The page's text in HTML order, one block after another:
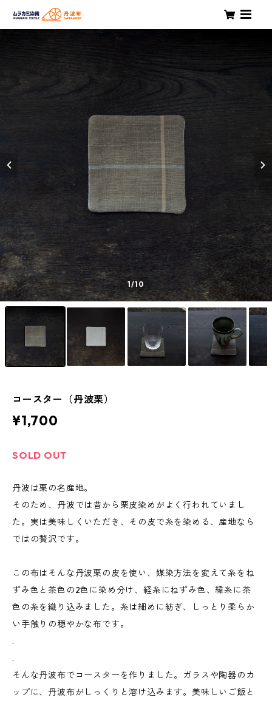
1/10
コースター（丹波栗）
¥1,700
SOLD OUT
丹波は栗の名産地。
そのため、丹波では昔から栗皮染めがよく行われていまし
た。実は美味しくいただき、その皮で糸を染める、産地なら
ではの贅沢です。
この布はそんな丹波栗の皮を使い、媒染方法を変えて糸をね
ずみ色と茶色の2色に染め分け、経糸にねずみ色、緯糸に茶
色の糸を織り込みました。糸は細めに紡ぎ、しっとり柔らか
い手触りの穏やかな布です。
.
.
そんな丹波布でコースターを作りました。ガラスや陶器のカ
ップに、丹波布がしっくりと溶け込みます。美味しいご飯と